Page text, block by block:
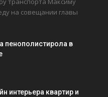
на совещании главы
пенополистирола в
интерьера квартир и